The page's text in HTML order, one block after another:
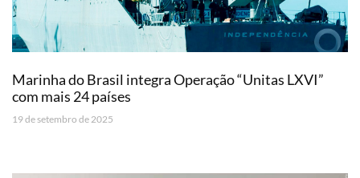
Marinha do Brasil integra Operação “Unitas LXVI”
com mais 24 países
19 de setembro de 2025